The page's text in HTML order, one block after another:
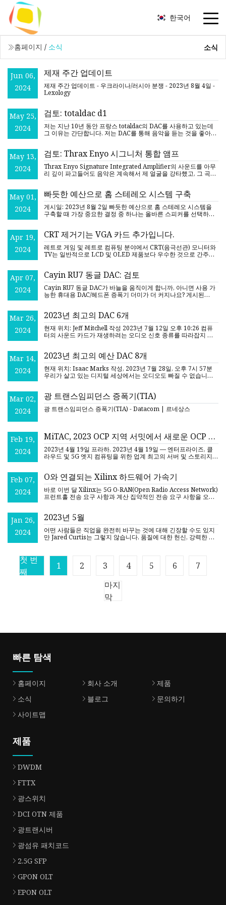
한국어
홈페이지 / 소식 소식
Jun 06,
2024
제재 주간 업데이트
제재 주간 업데이트 - 우크라이나/러시아 분쟁 - 2023년 8월 4일 -
Lexology
May 25,
2024
검토: totaldac d1
저는 지난 10년 동안 프랑스 totaldac의 DAC를 사용하고 있는데
그 이유는 간단합니다. 저는 DAC를 통해 음악을 듣는 것을 좋아합
May 13,
2024
검토: Thrax Enyo 시그니처 통합 앰프
Thrax Enyo Signature Integrated Amplifier의 사운드를 아무
리 깊이 파고들어도 음악은 계속해서 제 얼굴을 강타했고, 그 곡을
May 01,
2024
빠듯한 예산으로 홈 스테레오 시스템 구축
게시일: 2023년 8월 2일 빠듯한 예산으로 홈 스테레오 시스템을
구축할 때 가장 중요한 결정 중 하나는 올바른 스피커를 선택하는
Apr 19,
2024
CRT 제거기는 VGA 카드 추가입니다.
레트로 게임 및 레트로 컴퓨팅 분야에서 CRT(음극선관) 모니터와
TV는 일반적으로 LCD 및 OLED 제품보다 우수한 것으로 간주됩
Apr 07,
2024
Cayin RU7 동글 DAC: 검토
Cayin RU7 동글 DAC가 바늘을 움직이게 합니까, 아니면 사용 가
능한 휴대용 DAC/헤드폰 증폭기 더미가 더 커지나요? 게시된
Mar 26,
2024
2023년 최고의 DAC 6개
현재 위치: Jeff Mitchell 작성 2023년 7월 12일 오후 10:26 컴퓨
터의 사운드 카드가 재생하려는 오디오 신호 종류를 따라잡지 못
Mar 14,
2024
2023년 최고의 예산 DAC 8개
현재 위치: Isaac Marks 작성, 2023년 7월 28일, 오후 7시 57분
우리가 살고 있는 디지털 세상에서는 오디오도 빠질 수 없습니다.
Mar 02,
2024
광 트랜스임피던스 증폭기(TIA)
광 트랜스임피던스 증폭기(TIA) - Datacom | 르네상스
Feb 19,
2024
MiTAC, 2023 OCP 지역 서밋에서 새로운 OCP 솔
루션 선보여
2023년 4월 19일 프라하, 2023년 4월 19일 — 엔터프라이즈, 클
라우드 및 5G 엣지 컴퓨팅을 위한 업계 최고의 서버 및 스토리지
Feb 07,
2024
O와 연결되는 Xilinx 하드웨어 가속기
바로 이번 달 Xilinx는 5G O-RAN(Open Radio Access Network)
프런트홀 전송 요구 사항과 계산 집약적인 전송 요구 사항을 오프
Jan 26,
2024
2023년 5월
어떤 사람들은 직업을 완전히 바꾸는 것에 대해 긴장할 수도 있지
만 Jared Curtis는 그렇지 않습니다. 품질에 대한 헌신, 강력한 의
첫 번
째
1 2 3 4 5 6
7
마지
막
빠른 탐색
홈페이지 회사 소개
제품
소식
블로그
문의하기
사이트맵
제품
DWDM
FTTX
광스위치
DCI OTN 제품
광트랜시버
광섬유 패치코드
2.5G SFP
GPON OLT
EPON OLT